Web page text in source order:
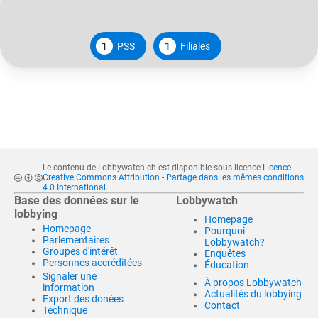
1 PSS 1 Filiales
Le contenu de Lobbywatch.ch est disponible sous licence Licence
Creative Commons Attribution - Partage dans les mêmes conditions
4.0 International .
Base des données sur le
lobbying
Homepage
Parlementaires
Groupes d'intérêt
Personnes accréditées
Signaler une
information
Export des donées
Technique
Lobbywatch
Homepage
Pourquoi
Lobbywatch?
Enquêtes
Éducation
À propos Lobbywatch
Actualités du lobbying
Contact